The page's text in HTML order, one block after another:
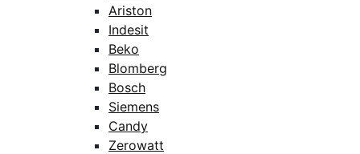
Ariston
Indesit
Beko
Blomberg
Bosch
Siemens
Candy
Zerowatt